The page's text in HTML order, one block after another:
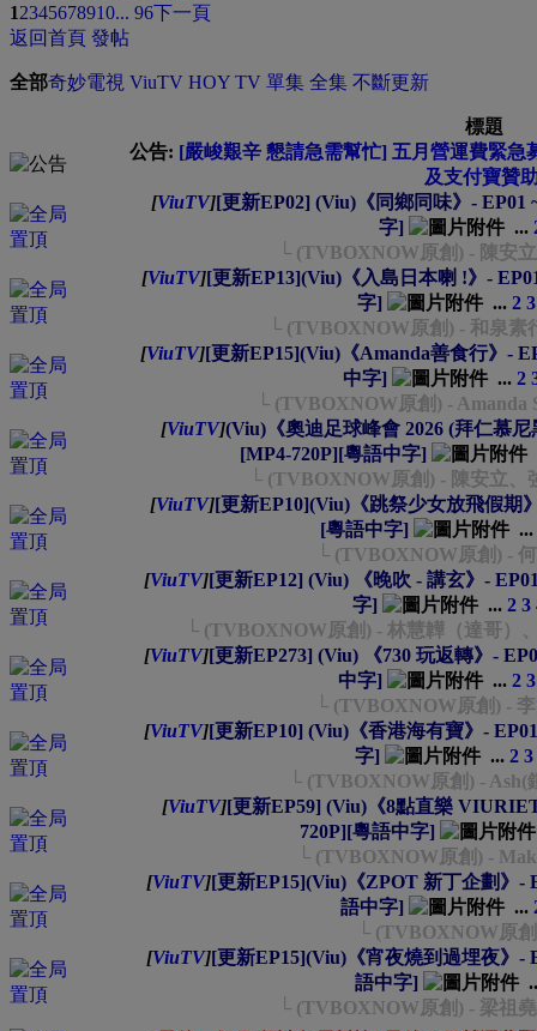
12345678910... 96下一頁
返回首頁 發帖
全部奇妙電視 ViuTV HOY TV 單集 全集 不斷更新
標題
公告: [嚴峻艱辛 懇請急需幫忙] 五月營運費緊
及支付寶贊
[ViuTV][更新EP02] (Viu)《同鄉同味》- EP01
字]
...
└ (TVBOXNOW原創) - 陳安
[ViuTV][更新EP13](Viu)《入島日本喇 !》-
字]
... 2 3
└ (TVBOXNOW原創) - 和泉素
[ViuTV][更新EP15](Viu)《Amanda善食行》-
中字]
... 2
└ (TVBOXNOW原創) - Amanda
[ViuTV](Viu)《奧迪足球峰會 2026 (拜仁慕
[MP4-720P][粵語中字]
└ (TVBOXNOW原創) - 陳安立、
[ViuTV][更新EP10](Viu)《跳祭少女放飛假期
[粵語中字]
...
└ (TVBOXNOW原創) -
[ViuTV][更新EP12] (Viu) 《晚吹 - 講玄》-
字]
... 2 3
└ (TVBOXNOW原創) - 林慧韡（達哥）
[ViuTV][更新EP273] (Viu) 《730 玩返轉》-
中字]
... 2 3
└ (TVBOXNOW原創) -
[ViuTV][更新EP10] (Viu)《香港海有寶》-
字]
... 2 3
└ (TVBOXNOW原創) - Ash(
[ViuTV][更新EP59] (Viu)《8點直樂
720P][粵語中字]
└ (TVBOXNOW原創) -
[ViuTV][更新EP15](Viu)《ZPOT 新丁企劃》-
語中字]
...
└ (TVBOXNOW原
[ViuTV][更新EP15](Viu)《宵夜燒到過埋夜》-
語中字]
└ (TVBOXNOW原創) - 梁祖